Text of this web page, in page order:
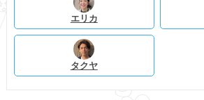
エリカ
タクヤ